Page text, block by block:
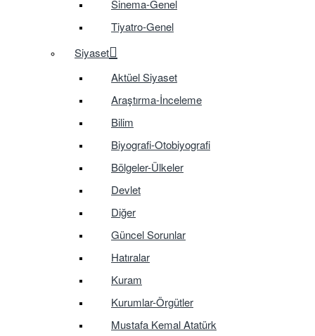
Sinema-Genel
Tiyatro-Genel
Siyaset
Aktüel Siyaset
Araştırma-İnceleme
Bilim
Biyografi-Otobiyografi
Bölgeler-Ülkeler
Devlet
Diğer
Güncel Sorunlar
Hatıralar
Kuram
Kurumlar-Örgütler
Mustafa Kemal Atatürk